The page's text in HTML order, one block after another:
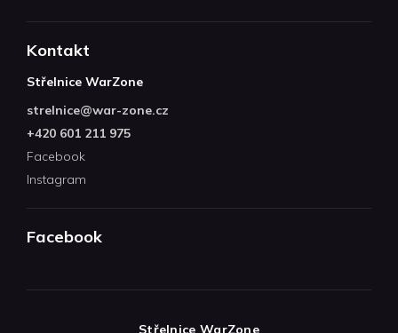
Kontakt
Střelnice WarZone
strelnice@war-zone.cz
+420 601 211 975
Facebook
Instagram
Facebook
Střelnice WarZone